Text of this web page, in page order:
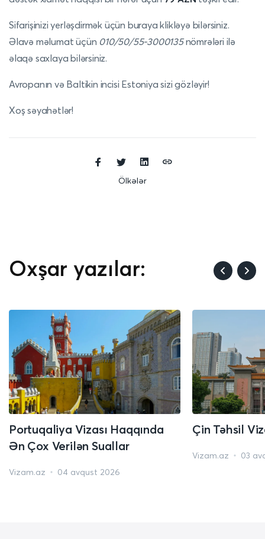
Sifarişinizi yerləşdirmək üçün buraya klikləyə bilərsiniz.
Əlavə məlumat üçün 010/50/55-3000135nömrələri ilə
əlaqə saxlaya bilərsiniz.
Avropanın və Baltikin incisi Estoniya sizi gözləyir!
Xoş səyahətlər!
Ölkələr
Oxşar yazılar:
Portuqaliya Vizası Haqqında
Ən Çox Verilən Suallar
Vizam.az 04 avqust 2026
Çin Təhsil
Vizam.az 03